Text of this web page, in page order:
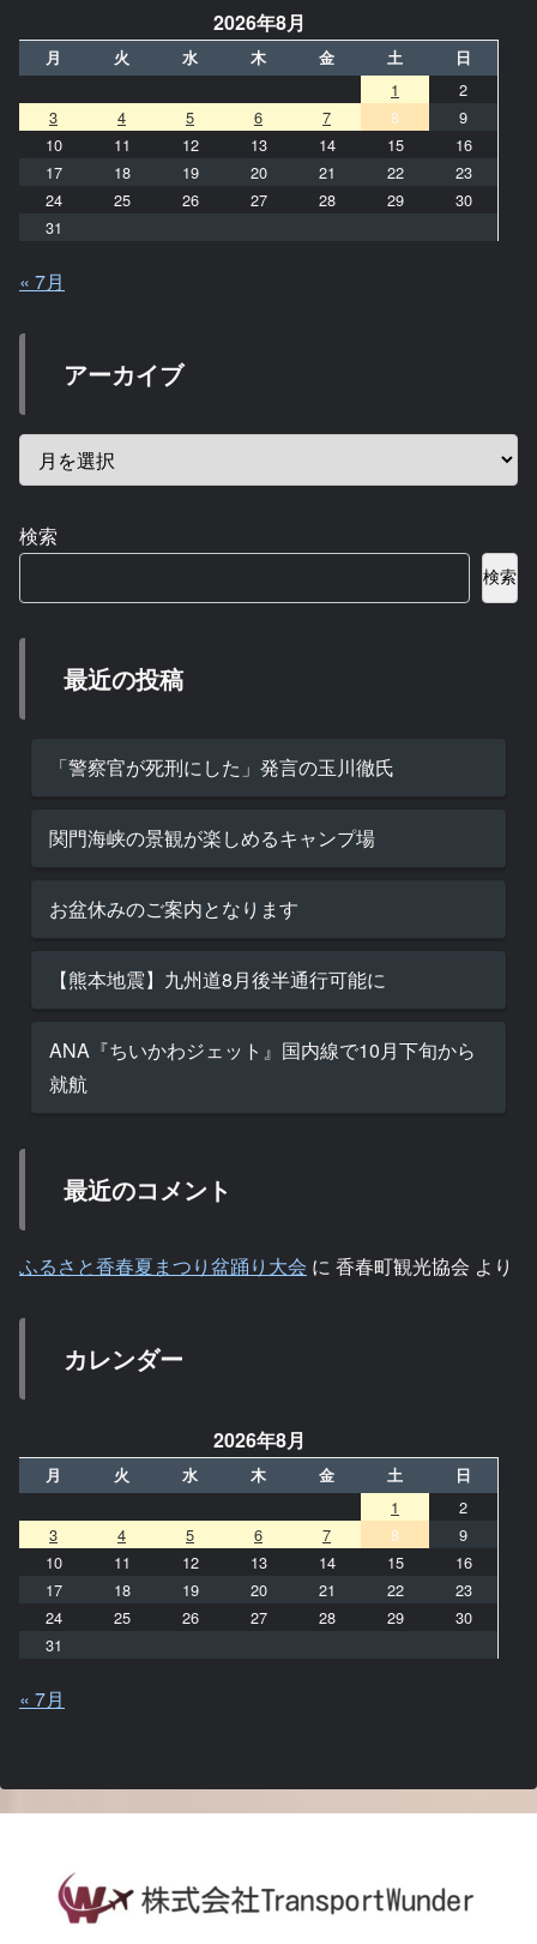
2026年8月
月 火 水 木 金 土 日
1
2
3
4 5 6 7 8
9
10
11 12 13 14 15
16
17
18 19 20 21 22
23
24
25 26 27 28 29
30
31
« 7月
アーカイブ
検索
検索
最近の投稿
「警察官が死刑にした」発言の玉川徹氏
関門海峡の景観が楽しめるキャンプ場
お盆休みのご案内となります
【熊本地震】九州道8月後半通行可能に
ANA『ちいかわジェット』国内線で10月下旬から
就航
最近のコメント
ふるさと香春夏まつり盆踊り大会 に 香春町観光協会 より
カレンダー
2026年8月
月 火 水 木 金 土 日
1
2
3
4 5 6 7 8
9
10
11 12 13 14 15
16
17
18 19 20 21 22
23
24
25 26 27 28 29
30
31
« 7月